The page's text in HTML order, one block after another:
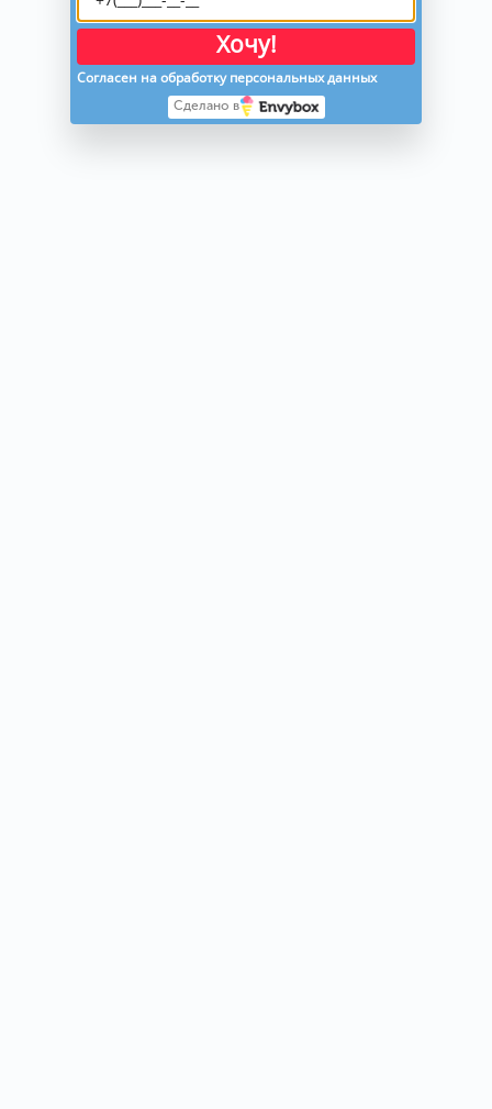
Хочу!
Согласен на обработку персональных данных
Сделано в